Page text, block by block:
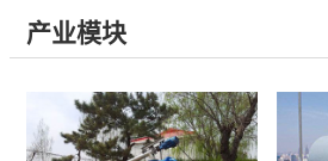
所有制企业，于
保”，股票代码
产业模块